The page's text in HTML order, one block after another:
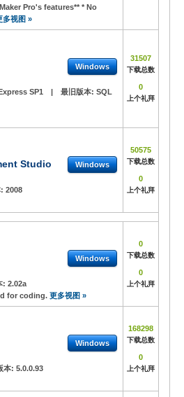
Pro's features** * No
多视图 »
Windows
SP1 | 最旧版本: SQL
31507
下载总数
0
上个礼拜
Studio
Windows
2008
50575
下载总数
0
上个礼拜
Windows
: 2.02a
for coding. 更多视图 »
0
下载总数
0
上个礼拜
Windows
本: 5.0.0.93
168298
下载总数
0
上个礼拜